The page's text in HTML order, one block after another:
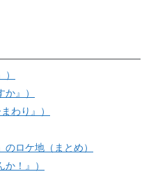
』）
わり』）
ロケ地（まとめ）
！』）